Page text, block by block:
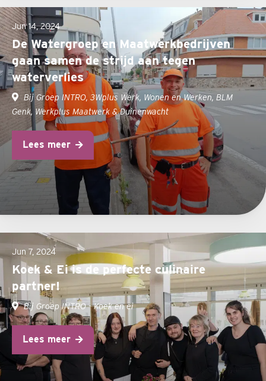
Jun 14, 2024
De Watergroep en Maatwerkbedrijven
gaan samen de strijd aan tegen
waterverlies
Bij Groep INTRO, 3Wplus Werk, Wonen en Werken, BLM
Genk, Werkplus Maatwerk & Duinenwacht
Lees meer
Jun 7, 2024
Koek & Ei is de perfecte culinaire
partner!
Bij Groep INTRO - Koek en ei
Lees meer